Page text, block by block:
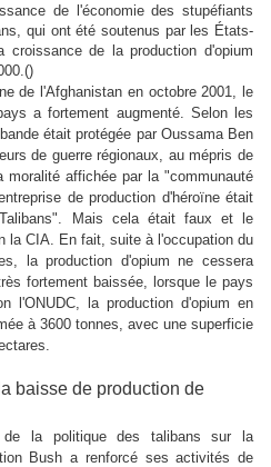
de l'économie des stupéfiants
qui ont été soutenus par les États-
croissance de la production d'opium
de l'Afghanistan en octobre 2001, le
a fortement augmenté. Selon les
était protégée par Oussama Ben
de guerre régionaux, au mépris de
affichée par la "communauté
de production d'héroïne était
Mais cela était faux et le
la CIA. En fait, suite à l'occupation du
la production d'opium ne cessera
fortement baissée, lorsque le pays
l'ONUDC, la production d'opium en
à 3600 tonnes, avec une superficie
baisse de production de
de la politique des talibans sur la
Bush a renforcé ses activités de